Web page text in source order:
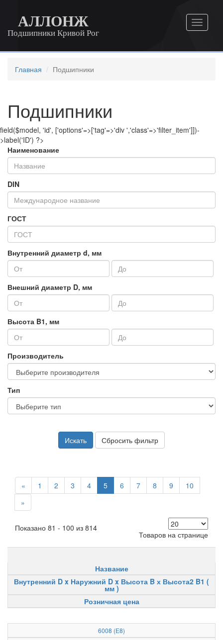
АЛЛОНЖ
Подшипники Кривой Рог
Главная Подшипники
Подшипники
field($model, 'id', ['options'=>['tag'=>'div ','class'=>'filter_item']])-
>label('ID') ?>
Наименование
DIN
ГОСТ
Внутренний диаметр d, мм
Внешний диаметр D, мм
Высота B1, мм
Производитель
Тип
Искать Сбросить фильтр
« 1 2 3 4 5 6 7 8 9
10
»
Показано 81 - 100 из 814
Товаров на странице
Название
Внутренний D x Наружний D x Высота B х Высота2 B1 (
мм )
Розничная цена
6008 (Е8)